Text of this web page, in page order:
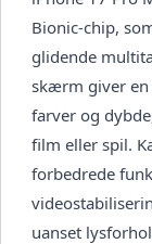
Bionic-chip,
glidende
skærm giver en
farver og
film eller spil.
forbedrede
uanset